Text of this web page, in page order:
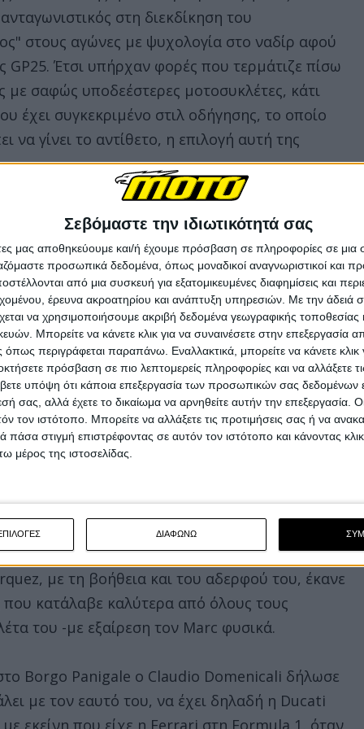
Σεβόμαστε την ιδιωτικότητά σας
μας αποθηκεύουμε και/ή έχουμε πρόσβαση σε πληροφορίες σε
προσωπικά δεδομένα, όπως μοναδικοί αναγνωριστικοί και
από μια συσκευή για εξατομικευμένες διαφημίσεις και
έρευνα ακροατηρίου και ανάπτυξη υπηρεσιών. Με την άδειά
να χρησιμοποιήσουμε ακριβή δεδομένα γεωγραφικής τοποθεσίας
Μπορείτε να κάνετε κλικ για να συναινέσετε στην επεξεργασία
περιγράφεται παραπάνω. Εναλλακτικά, μπορείτε να κάνετε κλικ
πρόσβαση σε πιο λεπτομερείς πληροφορίες και να αλλάξετε
υπόψη ότι κάποια επεξεργασία των προσωπικών σας δεδομένων
σας, αλλά έχετε το δικαίωμα να αρνηθείτε αυτήν την επεξεργασία.
τον ιστότοπο. Μπορείτε να αλλάξετε τις προτιμήσεις σας ή να
στιγμή επιστρέφοντας σε αυτόν τον ιστότοπο και κάνοντας
μέρος της ιστοσελίδας.
ΔΙΑΦΩΝΩ
στη διεκδίκηση του
στους αγώνες με ψυχολογία στο ναδίρ αφού
GP25. Έτσι υπήρχαν φορές που τερμάτιζε πίσω
σαφώς υποδεέστερες μοτοσυκλέτες, κάτι
έχει συγκεκριμένο στιλ οδήγησης, το οποίο
γίνει το αντίθετο, η επιλογή αυτή της
του αλλά και την μοναδική ικανότητα
πετούσε όλη τη σεζόν πάνω στην
ρεκόρ, πήρε το πρωτάθλημα και ήταν μακράν ο
και κοντά στον Marc ήταν ο αδερφός
αυτή με τη σειρά της δέχτηκε αναβαθμίσεις
GP25, με τις δύο μοτοσυκλέτες να έχουν επί
φέτος εντοπίζεται στο γεγονός ότι
με τον Marc να τον εμπιστεύεται απόλυτα και
τους μοιράζονται και δεδομένα
με τη βοήθεια και του αδερφού του, έκανε
κατάλαβε καλύτερα από όλους τους
του -με εξαίρεση τον Marc φυσικά.
Borgo Panigale ο Claudio Domenicali δήλωσε
με τον εαυτό του, να έχει δηλαδή η Ducati